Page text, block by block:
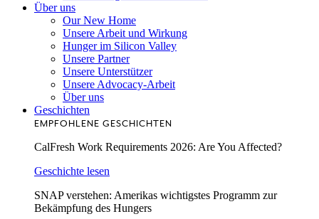
Über uns
Our New Home
Unsere Arbeit und Wirkung
Hunger im Silicon Valley
Unsere Partner
Unsere Unterstützer
Unsere Advocacy-Arbeit
Über uns
Geschichten
EMPFOHLENE GESCHICHTEN
CalFresh Work Requirements 2026: Are You Affected?
Geschichte lesen
SNAP verstehen: Amerikas wichtigstes Programm zur
Bekämpfung des Hungers